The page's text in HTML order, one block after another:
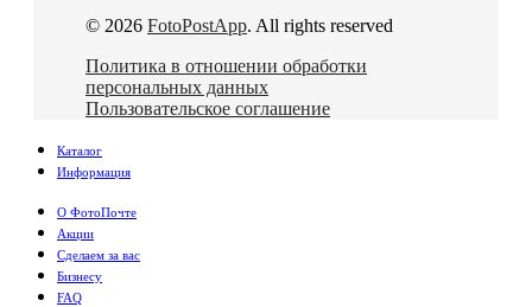
© 2026 FotoPostApp. All rights reserved
Политика в отношении обработки
персональных данных
Пользовательское соглашение
Каталог
Информация
О ФотоПочте
Акции
Сделаем за вас
Бизнесу
FAQ